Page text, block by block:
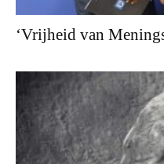
‘Vrijheid van